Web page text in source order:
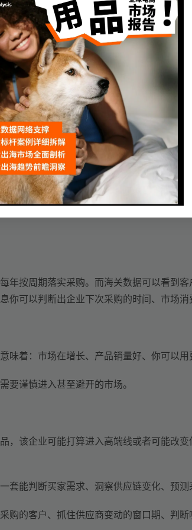
知道——他现在确实在找供应商。
题，切入最佳时机
1–2 个供应商，但今年突然 显示流失 意味
机会
采购，但近半年开始新增多家中国供应商
这时再去争取是否成功率会更高呢？
年按周期落实采购。 而海关数据可以看到
你可以判断出企业下次采购的时间、 市场消
味着：市场在增长、 产品销量好、 你可以用
要谨慎进入甚至避开的市场。
， 该企业可能打算进入高端线或者可能改
套能判断买家需求、洞察供应链变化、预测
购的客户、 抓住供应商变动的窗口期、 判断